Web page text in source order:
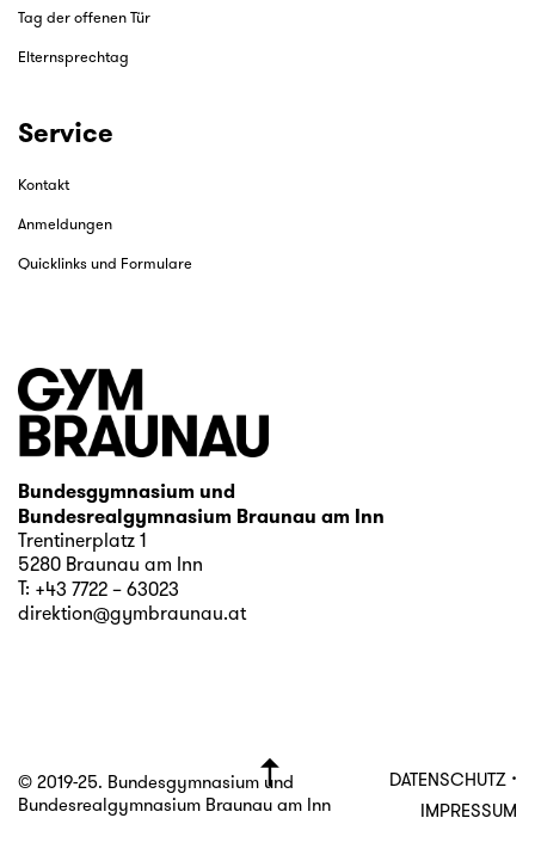
Tag der offenen Tür
Elternsprechtag
Service
Kontakt
Anmeldungen
Quicklinks und Formulare
Bundesgymnasium und
Bundesrealgymnasium Braunau am Inn
Trentinerplatz 1
5280 Braunau am Inn
T: +43 7722 – 63023
direktion@gymbraunau.at
DATENSCHUTZ·
IMPRESSUM
© 2019-25. Bundesgymnasium und
Bundesrealgymnasium Braunau am Inn